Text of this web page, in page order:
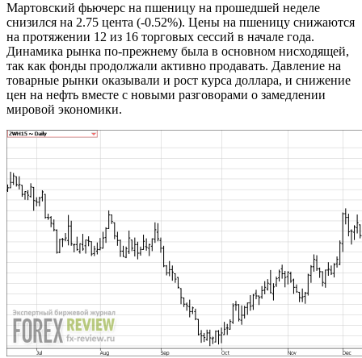
Мартовский фьючерс на пшеницу на прошедшей неделе
снизился на 2.75 цента (-0.52%). Цены на пшеницу снижаются
на протяжении 12 из 16 торговых сессий в начале года.
Динамика рынка по-прежнему была в основном нисходящей,
так как фонды продолжали активно продавать. Давление на
товарные рынки оказывали и рост курса доллара, и снижение
цен на нефть вместе с новыми разговорами о замедлении
мировой экономики.